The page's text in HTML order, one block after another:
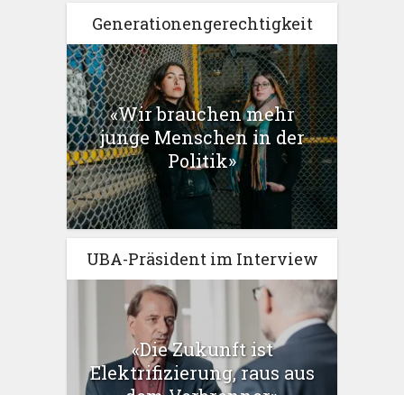
Generationengerechtigkeit
«Wir brauchen mehr
junge Menschen in der
Politik»
UBA-Präsident im Interview
«Die Zukunft ist
Elektrifizierung, raus aus